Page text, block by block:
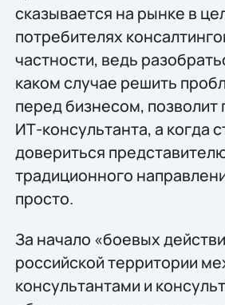
сказывается на рынке в
потребителях
частности, ведь
каком случае решить
перед бизнесом, позволит
ИТ-консультанта, а когда
довериться
традиционного
просто.
За начало «боевых
российской территории
консультантами и